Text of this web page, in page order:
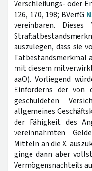
Verschleifungs- oder
126, 170, 198; BVerfG
vereinbaren.
auszulegen, dass sie
Tatbestandsmerkmal
mit diesem
aaO). Vorliegend
Einforderns der von
geschuldeten
allgemeines
der Fähigkeit des
vereinnahmten
Mitteln an die X.
ginge dann aber
Vermögensnachteils